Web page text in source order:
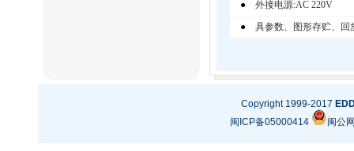
● 外接电源:AC 220V
● 具参数、图形存贮、回
Copyright 1999-2017
闽ICP备05000414
闽公